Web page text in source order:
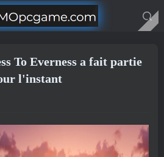
To Everness a fait partie
l'instant